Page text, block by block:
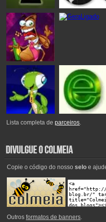
Lista completa deparceiros.
Copie o código do nosso seloe
Outros formatos de banners.